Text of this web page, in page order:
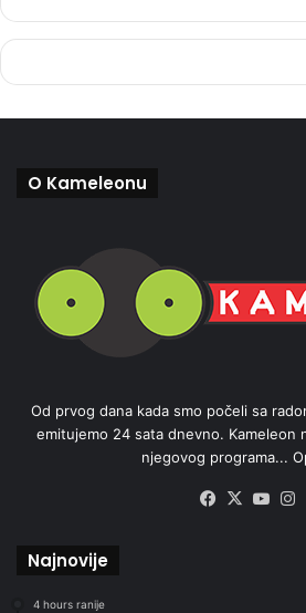
O Kameleonu
Od prvog dana kada smo počeli sa
emitujemo 24 sata dnevno. Kameleon
njegovog programa...
Facebook
X
Najnovije
4 hours ranije